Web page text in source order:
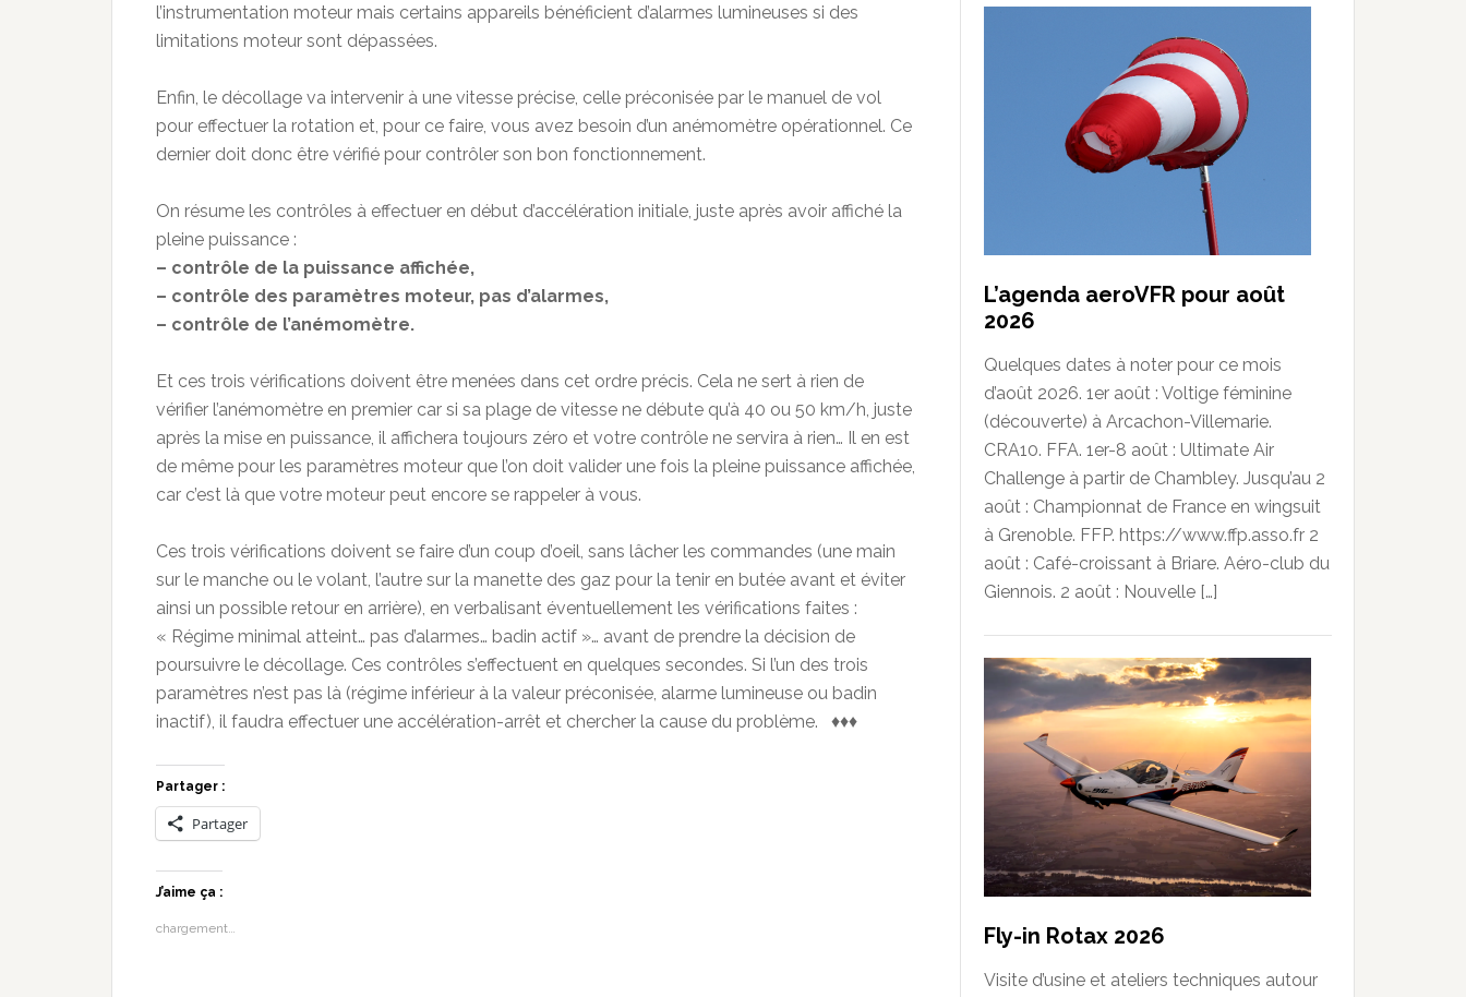
l’instrumentation moteur mais certains appareils bénéficient d’alarmes lumineuses si des
limitations moteur sont dépassées.
Enfin, le décollage va intervenir à une vitesse précise, celle préconisée par le manuel de vol
pour effectuer la rotation et, pour ce faire, vous avez besoin d’un anémomètre opérationnel. Ce
dernier doit donc être vérifié pour contrôler son bon fonctionnement.
On résume les contrôles à effectuer en début d’accélération initiale, juste après avoir affiché la
pleine puissance :
– contrôle de la puissance affichée,
– contrôle des paramètres moteur, pas d’alarmes,
– contrôle de l’anémomètre.
Et ces trois vérifications doivent être menées dans cet ordre précis. Cela ne sert à rien de
vérifier l’anémomètre en premier car si sa plage de vitesse ne débute qu’à 40 ou 50 km/h, juste
après la mise en puissance, il affichera toujours zéro et votre contrôle ne servira à rien… Il en est
de même pour les paramètres moteur que l’on doit valider une fois la pleine puissance affichée,
car c’est là que votre moteur peut encore se rappeler à vous.
Ces trois vérifications doivent se faire d’un coup d’oeil, sans lâcher les commandes (une main
sur le manche ou le volant, l’autre sur la manette des gaz pour la tenir en butée avant et éviter
ainsi un possible retour en arrière), en verbalisant éventuellement les vérifications faites :
« Régime minimal atteint… pas d’alarmes… badin actif »… avant de prendre la décision de
poursuivre le décollage. Ces contrôles s’effectuent en quelques secondes. Si l’un des trois
paramètres n’est pas là (régime inférieur à la valeur préconisée, alarme lumineuse ou badin
inactif), il faudra effectuer une accélération-arrêt et chercher la cause du problème. ♦♦♦
Partager :
Partager
J’aime ça :
chargement…
L’agenda aeroVFR pour août
2026
Quelques dates à noter pour ce mois
d’août 2026. 1er août : Voltige féminine
(découverte) à Arcachon-Villemarie.
CRA10. FFA. 1er-8 août : Ultimate Air
Challenge à partir de Chambley. Jusqu’au 2
août : Championnat de France en wingsuit
à Grenoble. FFP. https://www.ffp.asso.fr 2
août : Café-croissant à Briare. Aéro-club du
Giennois. 2 août : Nouvelle […]
Fly-in Rotax 2026
Visite d’usine et ateliers techniques autour